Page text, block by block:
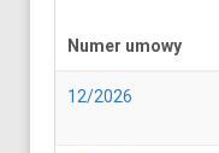
Numer umowy
12/2026